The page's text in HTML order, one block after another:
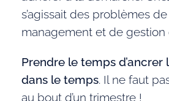
s’agissait des problèmes
management et de gestion
Prendre le temps d’ancrer
dans le temps. Il ne faut
au bout d’un trimestre !